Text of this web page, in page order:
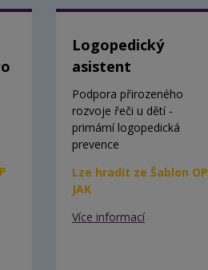
Logopedický
asistent
Podpora přirozeného
rozvoje řeči u dětí -
primární logopedická
prevence
Lze hradit ze Šablon OP
JAK
Více informací